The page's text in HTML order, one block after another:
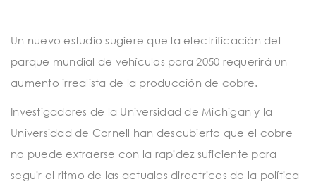
Un nuevo estudio sugiere que la electrificación del
parque mundial de vehículos para 2050 requerirá un
aumento irrealista de la producción de cobre.
Investigadores de la Universidad de Michigan y la
Universidad de Cornell han descubierto que el cobre
no puede extraerse con la rapidez suficiente para
seguir el ritmo de las actuales directrices de la política